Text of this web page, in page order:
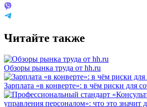
Читайте также
Обзоры рынка труда от hh.ru
Зарплата «в конверте»: в чём риски для